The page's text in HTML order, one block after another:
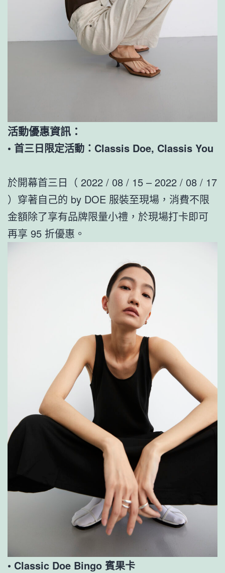
活動優惠資訊：
• 首三日限定活動：Classis Doe, Classis You
於開幕首三日（ 2022 / 08 / 15 – 2022 / 08 / 17
）穿著自己的 by DOE 服裝至現場，消費不限
金額除了享有品牌限量小禮，於現場打卡即可
再享 95 折優惠。
• Classic Doe Bingo 賓果卡